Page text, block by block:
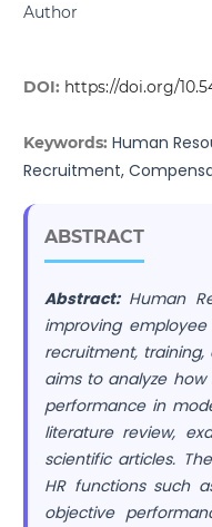
Author
DOI: https://doi.org/
Keywords: Human
Recruitment,
ABSTRACT
Abstract:Human
improving
recruitment,
aims to analyze
performance in
literature review,
scientific articles.
HR functions such
objective